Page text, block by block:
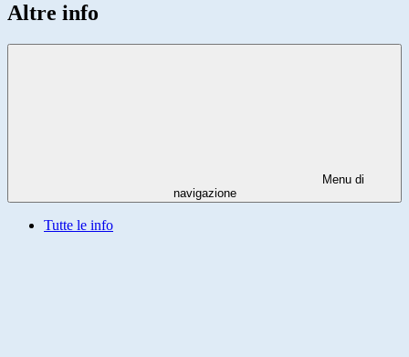
Altre info
Menu di
navigazione
Tutte le info